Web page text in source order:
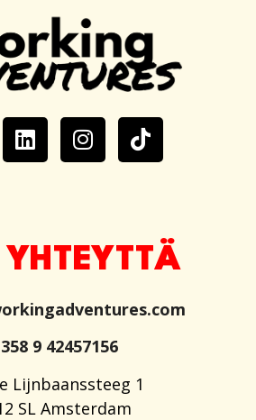
9 42457156
Lijnbaanssteeg 1
SL Amsterdam